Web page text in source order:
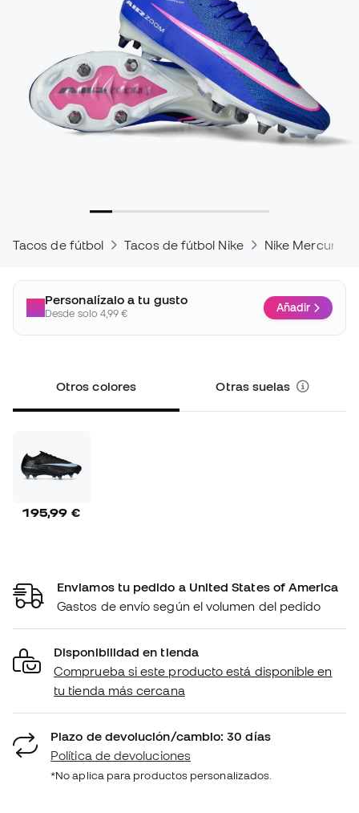
Tacos de fútbol Tacos de fútbol Nike Nike Mercurial
Personalízalo a tu gusto
Desde solo 4,99 € Añadir
Otros colores Otras suelas
195,99 €
Enviamos tu pedido a United States of America
Gastos de envío según el volumen del pedido
Disponibilidad en tienda
Comprueba si este producto está disponible en
tu tienda más cercana
Plazo de devolución/cambio: 30 días
Política de devoluciones
*No aplica para productos personalizados.